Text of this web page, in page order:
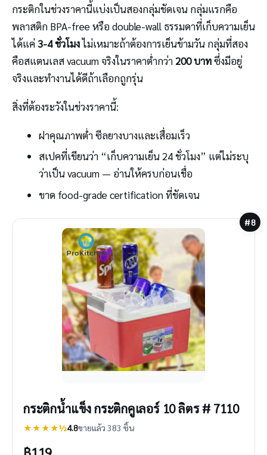
กระติกในช่วงราคานี้แบ่งเป็นสองกลุ่มชัดเจน กลุ่มแรกคือ
พลาสติก BPA-free หรือ double-wall ธรรมดาที่เก็บความเย็น
ได้แค่ 3-4 ชั่วโมงไม่เหมาะถ้าต้องการเย็นข้ามวัน กลุ่มที่สอง
คือสแตนเลส vacuum จริงในราคาต่ำกว่า200 บาทซึ่งมีอยู่
จริงและทำงานได้ดีถ้าเลือกถูกรุ่น
สิ่งที่ต้องระวังในช่วงราคานี้:
ฝาคุณภาพต่ำ ซีลยางบางและเสื่อมเร็ว
สเปคที่เขียนว่า “เก็บความเย็น 24 ชั่วโมง” แต่ไม่ระบุ
ว่าเป็น vacuum — อ่านให้ครบก่อนเชื่อ
ขาด food-grade certification ที่ชัดเจน
#8
กระติกน้ำแข็ง กระติกคูเลอร์ 10 ลิตร # 7110
★★★★½4.8ขายแล้ว 383 ชิ้น